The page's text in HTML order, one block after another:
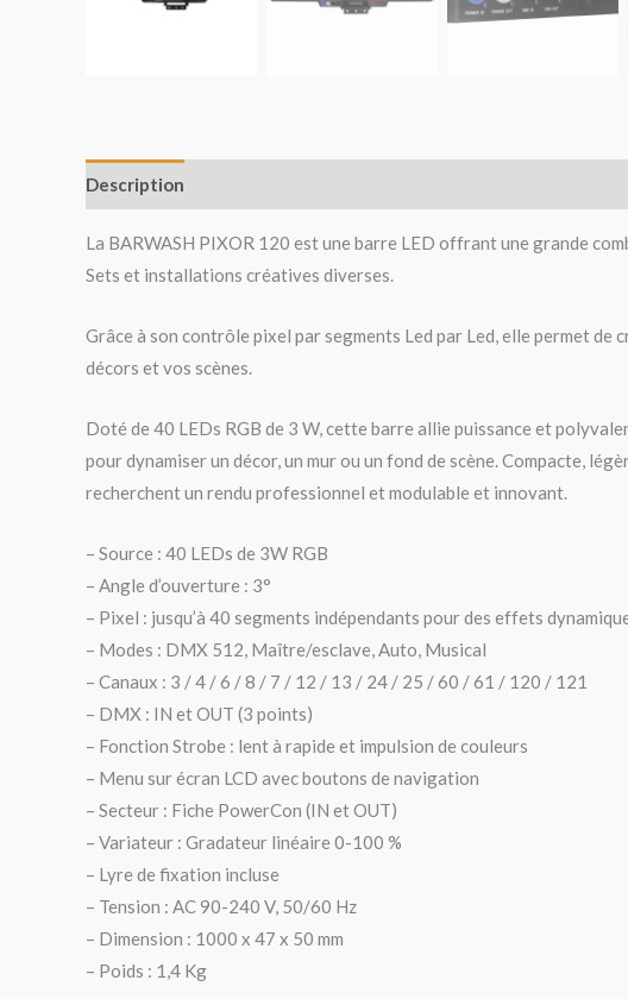
Description
La BARWASH PIXOR 120 est une barre LED offrant une grande
Sets et installations créatives diverses.
Grâce à son contrôle pixel par segments Led par Led, elle permet
décors et vos scènes.
Doté de 40 LEDs RGB de 3 W, cette barre allie puissance et
pour dynamiser un décor, un mur ou un fond de scène. Compacte,
recherchent un rendu professionnel et modulable et innovant.
– Source : 40 LEDs de 3W RGB
– Angle d’ouverture : 3°
– Pixel : jusqu’à 40 segments indépendants pour des effets
– Modes : DMX 512, Maître/esclave, Auto, Musical
– Canaux : 3 / 4 / 6 / 8 / 7 / 12 / 13 / 24 / 25 / 60 / 61 / 120 / 121
– DMX : IN et OUT (3 points)
– Fonction Strobe : lent à rapide et impulsion de couleurs
– Menu sur écran LCD avec boutons de navigation
– Secteur : Fiche PowerCon (IN et OUT)
– Variateur : Gradateur linéaire 0-100 %
– Lyre de fixation incluse
– Tension : AC 90-240 V, 50/60 Hz
– Dimension : 1000 x 47 x 50 mm
– Poids : 1,4 Kg